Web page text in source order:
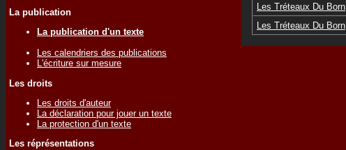
La publication
La publication d'un texte
Les calendriers des publications
L'écriture sur mesure
Les droits
Les droits d'auteur
La déclaration pour jouer un texte
La protection d'un texte
Les réprésentations
Les Tréteaux Du Born
Les Tréteaux Du Born